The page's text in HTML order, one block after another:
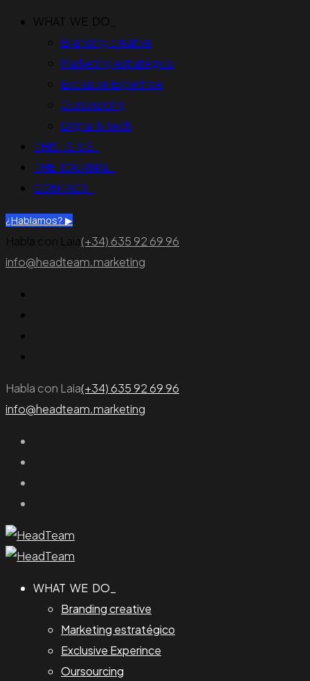
WHAT WE DO_
Branding creative
Marketing estratégico
Exclusive Experince
Oursourcing
Digital & Tech
THIS IS US_
THE JOURNAL_
CONTACT_
¿Hablamos? ▶︎
Habla con Laia(+34) 635 92 69 96
info@headteam.marketing
Habla con Laia(+34) 635 92 69 96
info@headteam.marketing
WHAT WE DO_
Branding creative
Marketing estratégico
Exclusive Experince
Oursourcing